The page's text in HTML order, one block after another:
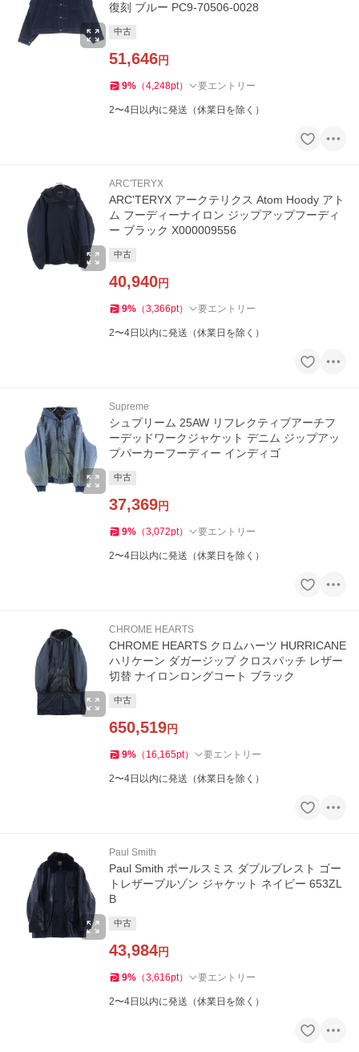
復刻 ブルー PC9-70506-0028
中古
51,646円
9% （4,248pt） 要エントリー
2〜4日以内に発送（休業日を除く）
ARC'TERYX
ARC'TERYX アークテリクス Atom Hoody アト
ム フーディーナイロン ジップアップフーディ
ー ブラック X000009556
中古
40,940円
9% （3,366pt） 要エントリー
2〜4日以内に発送（休業日を除く）
Supreme
シュプリーム 25AW リフレクティブアーチフ
ーデッドワークジャケット デニム ジップアッ
プパーカーフーディー インディゴ
中古
37,369円
9% （3,072pt） 要エントリー
2〜4日以内に発送（休業日を除く）
CHROME HEARTS
CHROME HEARTS クロムハーツ HURRICANE
ハリケーン ダガージップ クロスパッチ レザー
切替 ナイロンロングコート ブラック
中古
650,519円
9% （ 16,165pt） 要エントリー
2〜4日以内に発送（休業日を除く）
Paul Smith
Paul Smith ポールスミス ダブルブレスト ゴー
トレザーブルゾン ジャケット ネイビー 653ZL
B
中古
43,984円
9% （3,616pt） 要エントリー
2〜4日以内に発送（休業日を除く）